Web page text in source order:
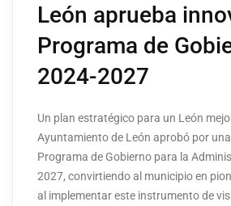
León aprueba
Programa de
2024-2027
Un plan estratégico para un León
Ayuntamiento de León aprobó por
Programa de Gobierno para la
2027, convirtiendo al municipio en
al implementar este instrumento de